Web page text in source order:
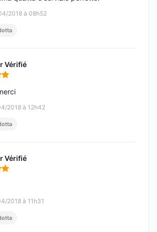
2018 à 08h52
Vérifié
5
2018 à 12h42
Vérifié
5
2018 à 11h31